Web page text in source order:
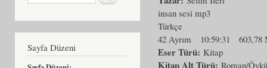
Sayfa Düzeni
insan sesi mp3
Türkçe
42 Ayrım
10:59:31 603,78
Eser Türü: Kitap
Kitap Alt Türü: Roman/Öykü